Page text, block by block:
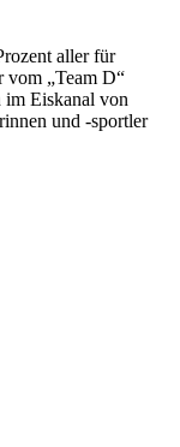
aller für
vom „Team D“
im Eiskanal von
und -sportler